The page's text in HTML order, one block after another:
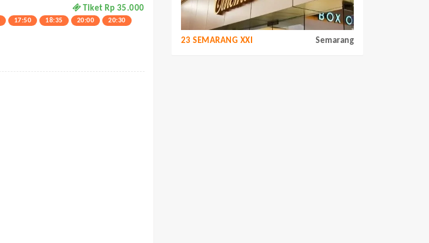
Tiket Rp 35.000
17:50 18:35 20:00
20:30
23 SEMARANG XXI Semarang